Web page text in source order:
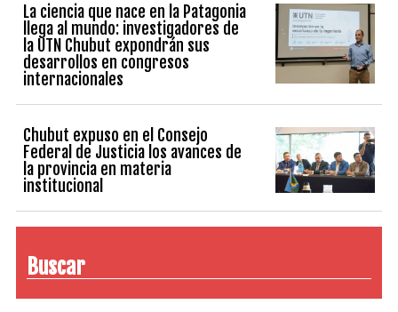
La ciencia que nace en la Patagonia
llega al mundo: investigadores de
la UTN Chubut expondrán sus
desarrollos en congresos
internacionales
Chubut expuso en el Consejo
Federal de Justicia los avances de
la provincia en materia
institucional
Buscar